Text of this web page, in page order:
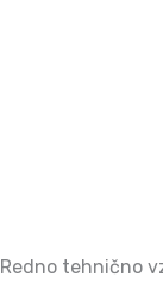
Redno tehnično